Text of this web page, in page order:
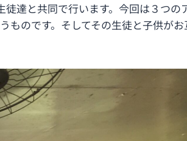
達と共同で行います。今回は３つの
のです。そしてその生徒と子供が